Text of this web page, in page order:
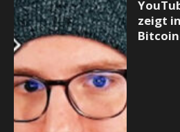
zeigt